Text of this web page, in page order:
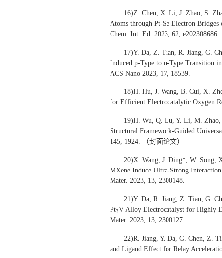
16)Z. Chen, X. Li, J. Zhao, S.
Atoms through Pt-Se Electron
Chem. Int. Ed. 2023, 62, e202308686.
17)Y. Da, Z. Tian, R. Jiang, G.
Induced p-Type to n-Type Transition
ACS Nano 2023, 17, 18539.
18)H. Hu, J. Wang, B. Cui, X.
for Efficient Electrocatalytic Oxygen
19)H. Wu, Q. Lu, Y. Li, M.
Structural Framework-Guided
145, 1924. （封面论文）
20)X. Wang, J. Ding*, W. Song,
MXene Induce Ultra-Strong
Mater. 2023, 13, 2300148.
21)Y. Da, R. Jiang, Z. Tian, G.
Pt3V Alloy Electrocatalyst for Highly
Mater. 2023, 13, 2300127.
22)R. Jiang, Y. Da, G. Chen, Z.
and Ligand Effect for Relay